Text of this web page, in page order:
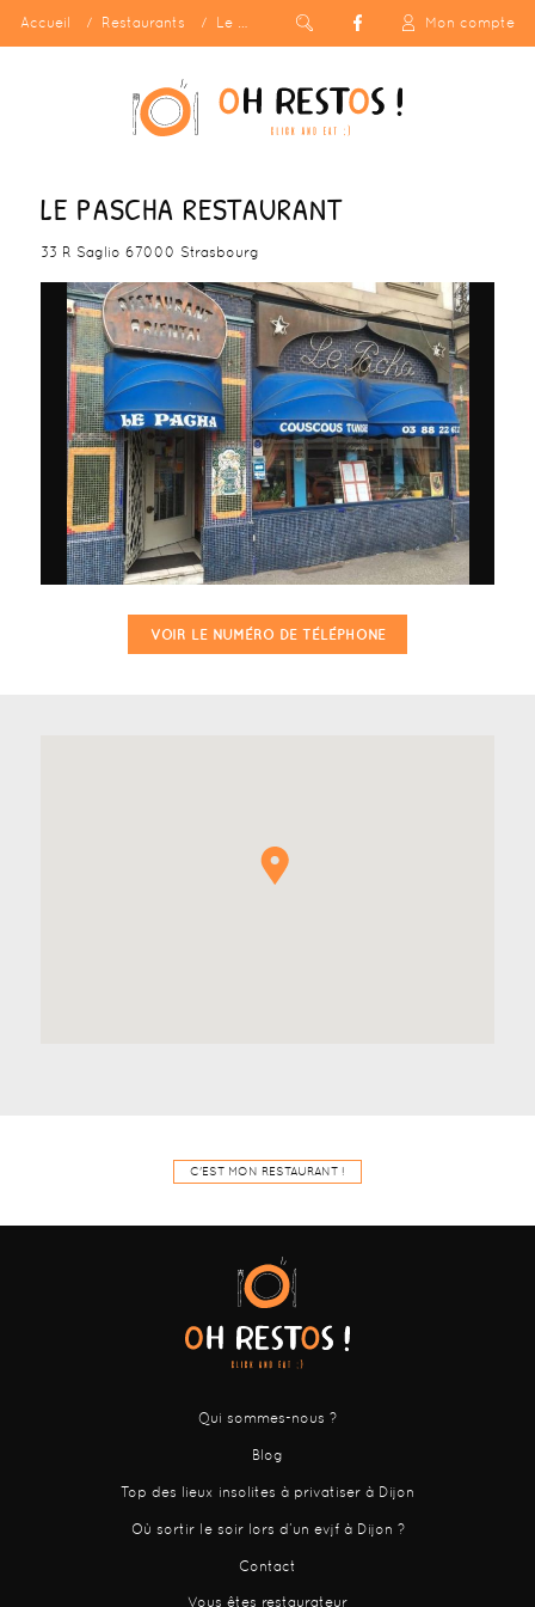
Accueil Restaurants Le Pascha Restaurant Mon compte
LE PASCHA RESTAURANT
33 R Saglio 67000 Strasbourg
VOIR LE NUMÉRO DE TÉLÉPHONE
C'EST MON RESTAURANT !
Qui sommes-nous ?
Blog
Top des lieux insolites à privatiser à Dijon
Où sortir le soir lors d’un evjf à Dijon ?
Contact
Vous êtes restaurateur